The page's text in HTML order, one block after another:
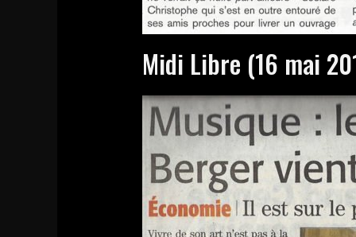
Midi Libre (16 mai